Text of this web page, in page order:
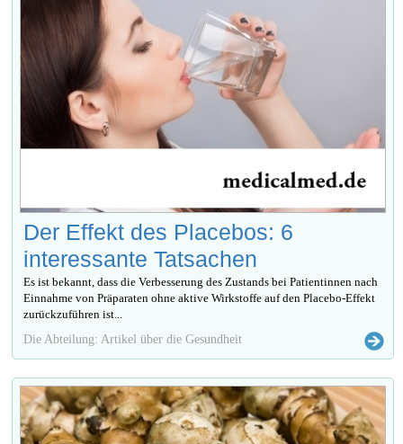
Der Effekt des Placebos: 6
interessante Tatsachen
Es ist bekannt, dass die Verbesserung des Zustands bei Patientinnen nach
Einnahme von Präparaten ohne aktive Wirkstoffe auf den Placebo-Effekt
zurückzuführen ist...
Die Abteilung: Artikel über die Gesundheit